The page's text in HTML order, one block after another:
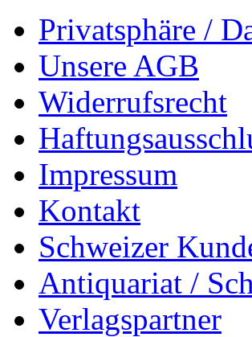
Privatsphäre /
Unsere AGB
Widerrufsrecht
Impressum
Kontakt
Schweizer
Antiquariat /
Verlagspartner